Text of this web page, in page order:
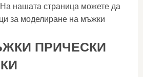
На нашата страница можете да
за моделиране на мъжки
ПРИЧЕСКИ